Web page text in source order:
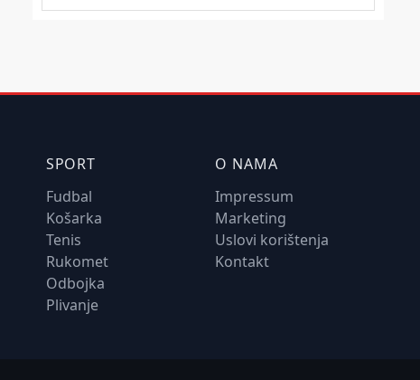
SPORT
Fudbal
Košarka
Tenis
Rukomet
Odbojka
Plivanje
O NAMA
Impressum
Marketing
Uslovi korištenja
Kontakt